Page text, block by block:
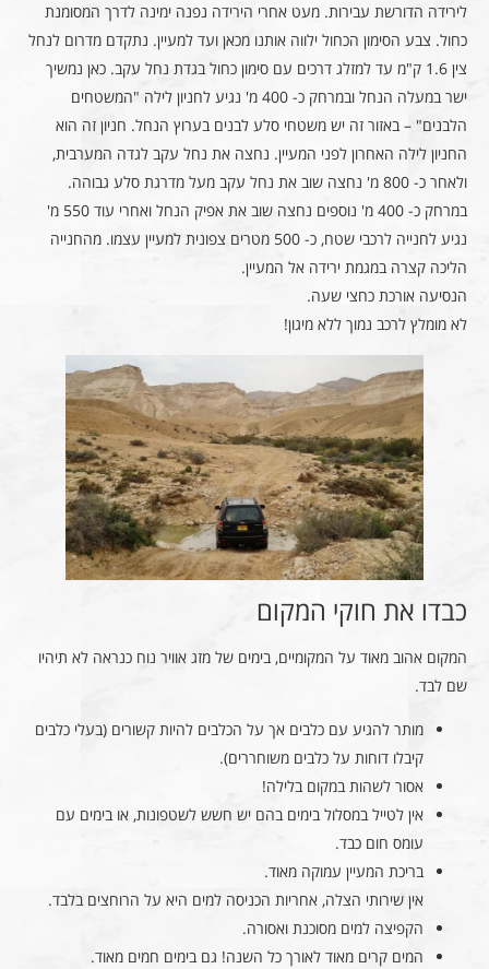
לירידה הדורשת עבירות. מעט אחרי הירידה נפנה ימינה לדרך המסומנת
כחול. צבע הסימון הכחול ילווה אותנו מכאן ועד למעיין. נתקדם מדרום לנחל
צין 1.6 ק"מ עד למזלג דרכים עם סימון כחול בגדת נחל עקב. כאן נמשיך
ישר במעלה הנחל ובמרחק כ- 400 מ' נגיע לחניון לילה "המשטחים
הלבנים" – באזור זה יש משטחי סלע לבנים בערוץ הנחל. חניון זה הוא
החניון לילה האחרון לפני המעיין. נחצה את נחל עקב לגדה המערבית,
ולאחר כ- 800 מ' נחצה שוב את נחל עקב מעל מדרגת סלע גבוהה.
במרחק כ- 400 מ' נוספים נחצה שוב את אפיק הנחל ואחרי עוד 550 מ'
נגיע לחנייה לרכבי שטח, כ- 500 מטרים צפונית למעיין עצמו. מהחנייה
הליכה קצרה במגמת ירידה אל המעיין.
הנסיעה אורכת כחצי שעה.
לא מומלץ לרכב נמוך ללא מיגון!
כבדו את חוקי המקום
המקום אהוב מאוד על המקומיים, בימים של מזג אוויר נוח כנראה לא תיהיו
שם לבד.
מותר להגיע עם כלבים אך על הכלבים להיות קשורים (בעלי כלבים
קיבלו דוחות על כלבים משוחררים).
אסור לשהות במקום בלילה!
אין לטייל במסלול בימים בהם יש חשש לשטפונות, או בימים עם
עומס חום כבד.
בריכת המעיין עמוקה מאוד.
אין שירותי הצלה, אחריות הכניסה למים היא על הרוחצים בלבד.
הקפיצה למים מסוכנת ואסורה.
המים קרים מאוד לאורך כל השנה! גם בימים חמים מאוד.